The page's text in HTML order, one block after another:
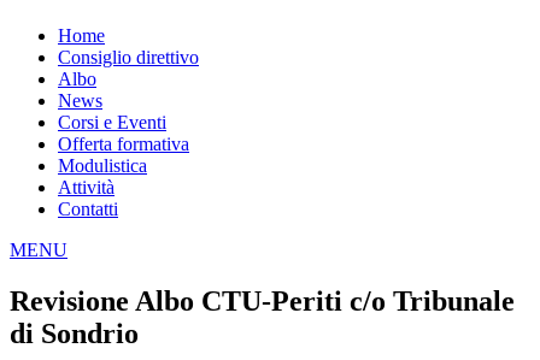
Home
Consiglio direttivo
Albo
News
Corsi e Eventi
Offerta formativa
Modulistica
Attività
Contatti
MENU
Revisione Albo CTU-Periti c/o Tribunale
di Sondrio